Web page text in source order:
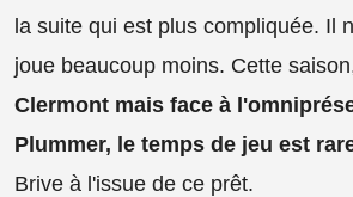
la suite qui est plus compliquée. Il
joue beaucoup moins. Cette
Clermont mais face à
Plummer, le temps de jeu est
Brive à l'issue de ce prêt.